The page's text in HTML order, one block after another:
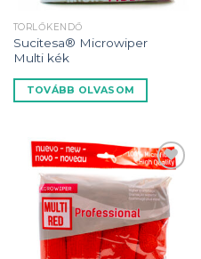
TÖRLŐKENDŐ
Sucitesa® Microwiper
Multi kék
TOVÁBB OLVASOM
Kedvencekhez